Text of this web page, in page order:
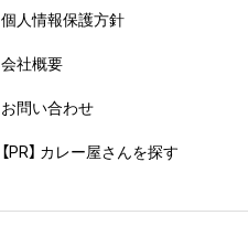
個人情報保護方針
会社概要
お問い合わせ
【PR】 カレー屋さんを探す